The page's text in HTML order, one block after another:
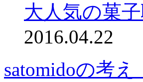
大人気の菓
2016.04.22
satomidoの考え